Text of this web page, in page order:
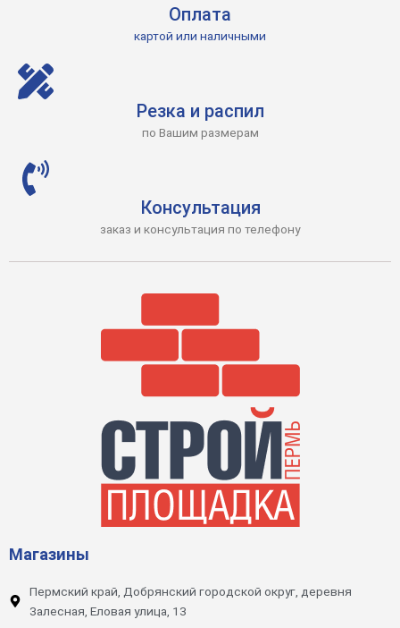
Оплата
картой или наличными
Резка и распил
по Вашим размерам
Консультация
заказ и консультация по телефону
Магазины
Пермский край, Добрянский городской округ, деревня
Залесная, Еловая улица, 13